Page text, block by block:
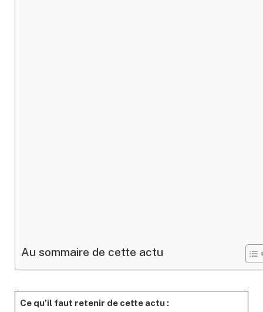
Au sommaire de cette actu
Ce qu’il faut retenir de cette actu :